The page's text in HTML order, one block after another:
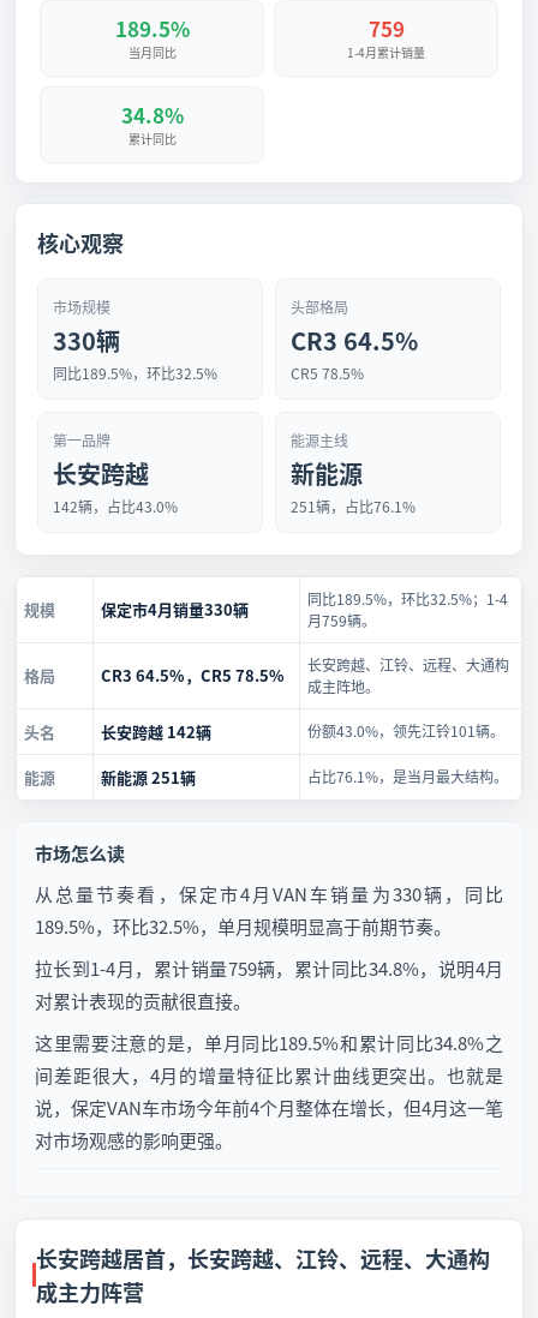
189.5%
当月同比
759
1-4月累计销量
34.8%
累计同比
核心观察
市场规模
330辆
同比189.5%，环比32.5%
头部格局
CR3 64.5%
CR5 78.5%
第一品牌
长安跨越
142辆，占比43.0%
能源主线
新能源
251辆，占比76.1%
规模 保定市4月销量330辆
同比189.5%，环比32.5%；1-4
月759辆。
格局 CR3 64.5%，CR5 78.5%
长安跨越、江铃、远程、大通构
成主阵地。
头名 长安跨越 142辆 份额43.0%，领先江铃101辆。
能源 新能源 251辆 占比76.1%，是当月最大结构。
市场怎么读
从总量节奏看，保定市4月VAN车销量为330辆，同比
189.5%，环比32.5%，单月规模明显高于前期节奏。
拉长到1-4月，累计销量759辆，累计同比34.8%，说明4月
对累计表现的贡献很直接。
这里需要注意的是，单月同比189.5%和累计同比34.8%之
间差距很大，4月的增量特征比累计曲线更突出。也就是
说，保定VAN车市场今年前4个月整体在增长，但4月这一笔
对市场观感的影响更强。
长安跨越居首，长安跨越、江铃、远程、大通构
成主力阵营